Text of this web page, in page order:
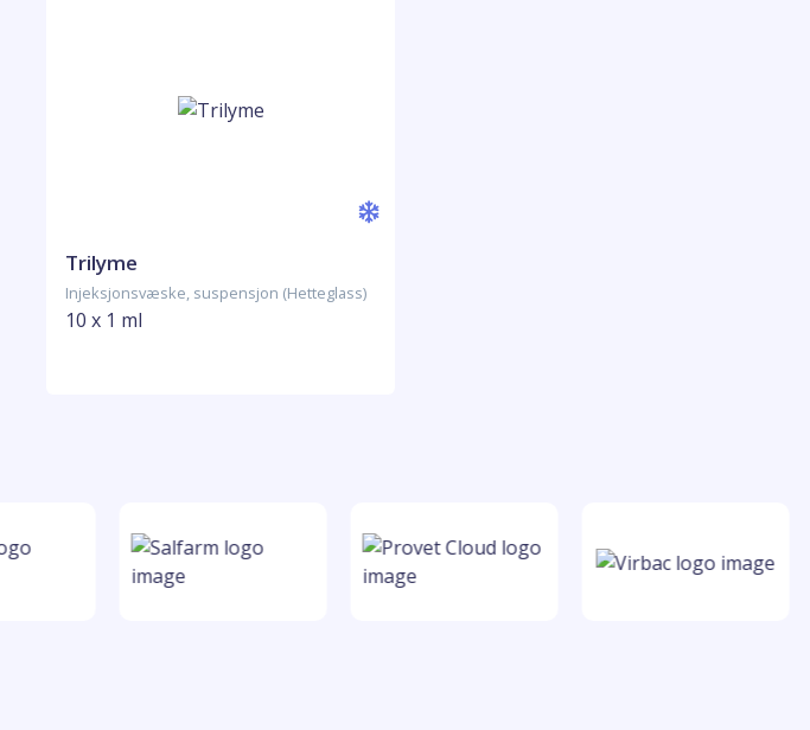
Trilyme
Injeksjonsvæske, suspensjon (Hetteglass)
10 x 1 ml